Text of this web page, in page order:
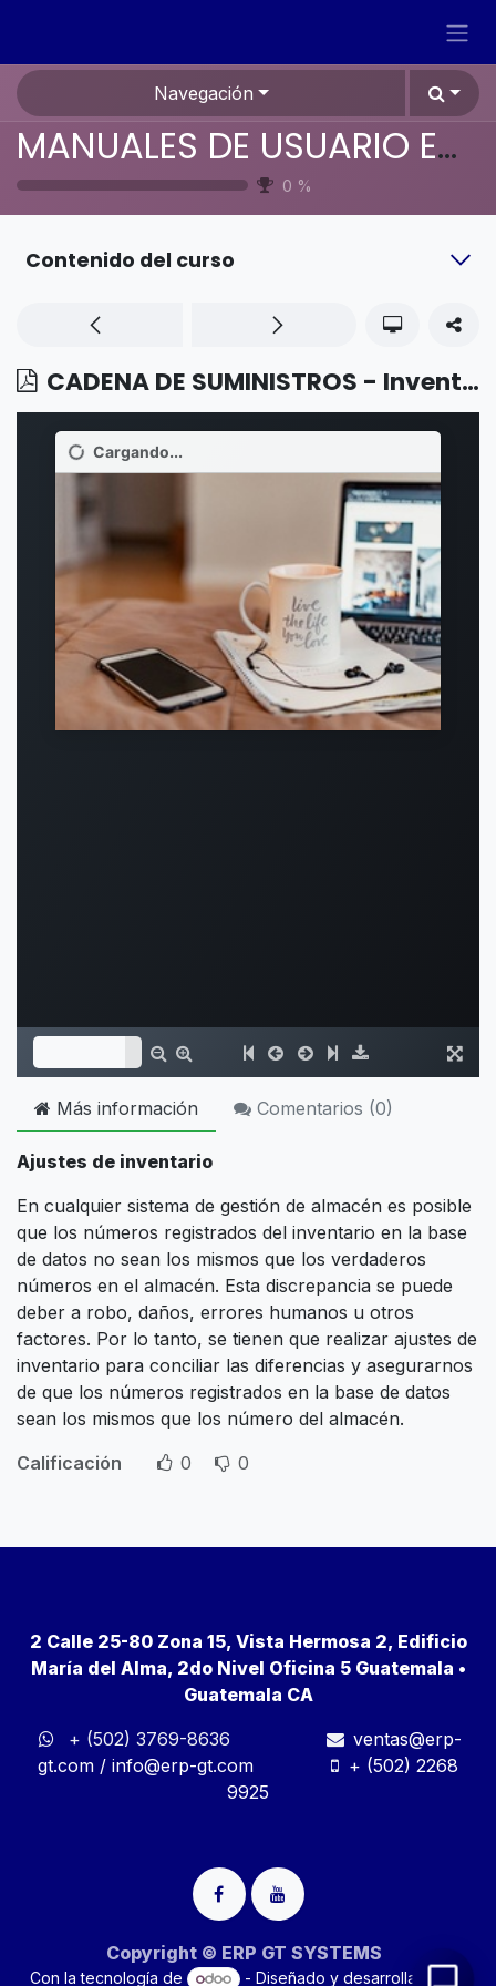
Navegación
MANUALES DE USUARIO EN ESPAÑOL ODOO 19
0 %
Contenido del curso
CADENA DE SUMINISTROS - Inventario - Ajustes de inventario
Más información Comentarios (0)
Ajustes de inventario
En cualquier sistema de gestión de almacén es posible
que los números registrados del inventario en la base
de datos no sean los mismos que los verdaderos
números en el almacén. Esta discrepancia se puede
deber a robo, daños, errores humanos u otros
factores. Por lo tanto, se tienen que realizar ajustes de
inventario para conciliar las diferencias y asegurarnos
de que los números registrados en la base de datos
sean los mismos que los número del almacén.
Calificación
0 0
2 Calle 25-80 Zona 15, Vista Hermosa 2, Edificio
María del Alma, 2do Nivel Oficina 5 Guatemala •
Guatemala CA
+ (502) 3769-8636
ventas@erp-
gt.com / info@erp-gt.com
+ (502) 2268
9925
Copyright © ERP GT SYSTEMS
Con la tecnología de - Diseñado y desarrollado por